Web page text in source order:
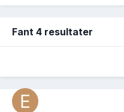
Fant 4 resultater